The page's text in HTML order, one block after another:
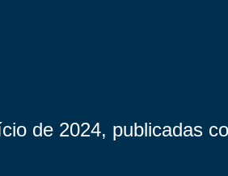
de 2024, publicadas